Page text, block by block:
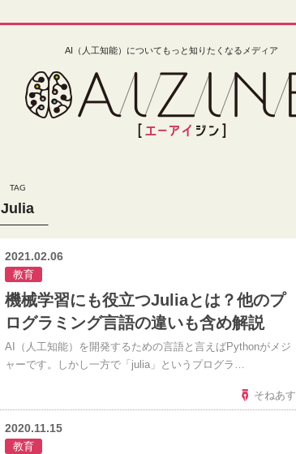
AI（人工知能）についてもっと知りたくなるメディア
Julia
2021.02.06
教育
機械学習にも役立つJuliaとは？他のプ
ログラミング言語の違いも含め解説
AI（人工知能）を開発するための言語と言えばPythonがメジ
ャーです。しかし一方で「julia」というプログラ…
そねあす
2020.11.15
教育